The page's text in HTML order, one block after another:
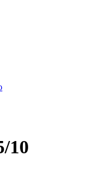
10